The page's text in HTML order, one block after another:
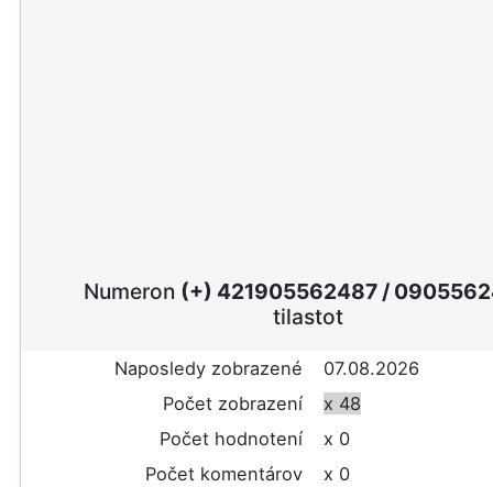
Numeron (+) 421905562487 /
tilastot
Naposledy zobrazené
07.08.2026
Počet zobrazení
x 48
Počet hodnotení
x 0
Počet komentárov
x 0